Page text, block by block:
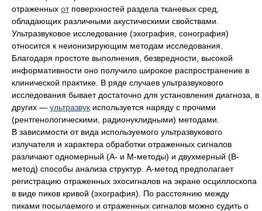
отраженных отповерхностей раздела тканевых сред,
обладающих различными акустическими свойствами.
Ультразвуковое исследование (эхография, сонография)
относится к неионизирующим методам исследования.
Благодаря простоте выполнения, безвредности, высокой
информативности оно получило широкое распространение в
клинической практике. В ряде случаев ультразвукового
исследования бывает достаточно для установления диагноза, в
других — ультразвук используется наряду с прочими
(рентгенологическими, радионуклидными) методами.
В зависимости от вида используемого ультразвукового
излучателя и характера обработки отраженных сигналов
различают одномерный (А- и М-методы) и двухмерный (В-
метод) способы анализа структур. А-метод предполагает
регистрацию отраженных эхосигналов на экране осциллоскопа
в виде пиков кривой (эхография). По расстоянию между
пиками посылаемого и отраженных сигналов можно судить о